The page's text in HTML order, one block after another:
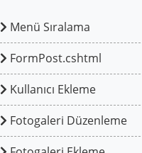
Menü Sıralama
FormPost.cshtml
Kullanıcı Ekleme
Fotogaleri Düzenleme